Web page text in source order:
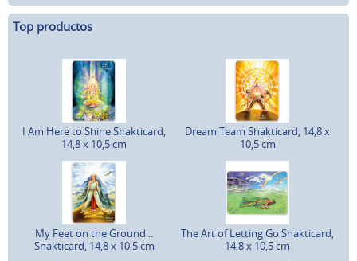
Top productos
I Am Here to Shine Shakticard,
14,8 x 10,5 cm
Dream Team Shakticard, 14,8 x
10,5 cm
My Feet on the Ground...
Shakticard, 14,8 x 10,5 cm
The Art of Letting Go Shakticard,
14,8 x 10,5 cm